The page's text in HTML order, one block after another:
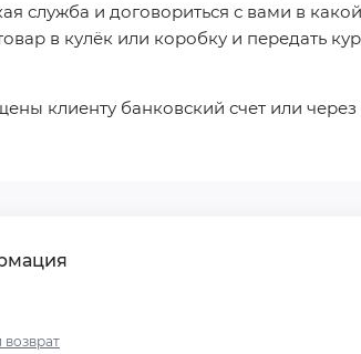
служба и договориться с вами в какой
в кулёк или коробку и передать
клиенту банковский счет или через